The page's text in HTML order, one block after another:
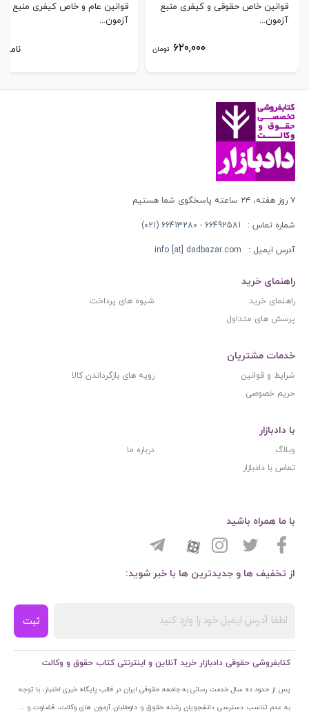
قوانین خاص حقوقی و کیفری منبع
آزمون...
۶۲۰,۰۰۰ تومان
قوانین عام و خاص کیفری منبع
آزمون...
۷ روز هفته، ۲۴ ساعته پاسخگوی شما هستیم
شماره تماس : 66492581 - 66413280 (021)
آدرس ایمیل : info [at] dadbazar.com
راهنمای خرید
راهنمای خرید
شیوه های پرداخت
پرسش های متداول
خدمات مشتریان
شرایط و قوانین
رویه های بازگرداندن کالا
حریم خصوصی
با دادبازار
وبلاگ
درباره ما
تماس با دادبازار
از تخفیف ها و جدیدترین ها با خبر شوید:
ثبت
با ما همراه باشید
کتابفروشی حقوقی دادبازار خرید آنلاین و اینترنتی کتاب حقوق و وکالت
پس از حدود ده سال خدمت رسانی به جامعه حقوقی ایران در قالب پایگاه خبری اختبار، با توجه
به عدم تناسب دسترسی دانشجویان رشته حقوق و داوطلبان آزمون های وکالت، قضاوت و ...